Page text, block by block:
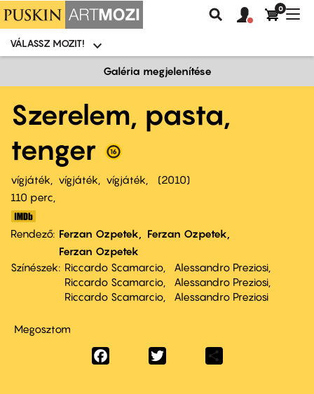
Moziválasztó
menü
VÁLASSZ MOZIT!
Keresés
Felhasználói
fiók
0
Galéria megjelenítése
Szerelem, pasta,
tenger
vígjáték vígjáték vígjáték
2010
110 perc,
Rendező Ferzan Ozpetek
Ferzan Ozpetek
Ferzan Ozpetek
Színészek
Riccardo Scamarcio
Alessandro Preziosi
Riccardo Scamarcio
Alessandro Preziosi
Riccardo Scamarcio
Alessandro Preziosi
Megosztom
Facebook